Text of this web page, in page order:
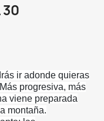
30
ir adonde quieras
progresiva, más
viene preparada
montaña.